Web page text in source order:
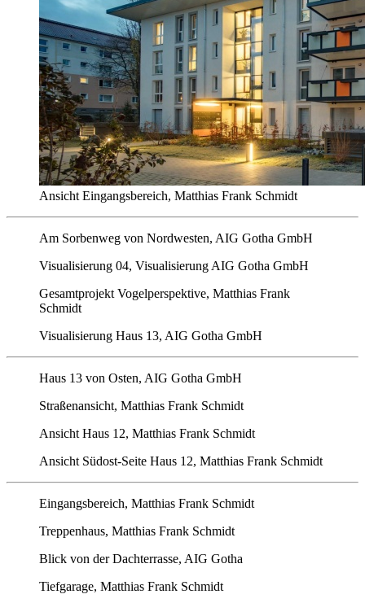
Ansicht Eingangsbereich, Matthias Frank Schmidt
Am Sorbenweg von Nordwesten, AIG Gotha GmbH
Visualisierung 04, Visualisierung AIG Gotha GmbH
Gesamtprojekt Vogelperspektive, Matthias Frank
Schmidt
Visualisierung Haus 13, AIG Gotha GmbH
Haus 13 von Osten, AIG Gotha GmbH
Straßenansicht, Matthias Frank Schmidt
Ansicht Haus 12, Matthias Frank Schmidt
Ansicht Südost-Seite Haus 12, Matthias Frank Schmidt
Eingangsbereich, Matthias Frank Schmidt
Treppenhaus, Matthias Frank Schmidt
Blick von der Dachterrasse, AIG Gotha
Tiefgarage, Matthias Frank Schmidt